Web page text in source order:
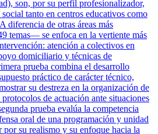
son, por su perfil profesionalizador,
tanto en centros educativos como
diferencia de otras áreas más
temas— se enfoca en la vertiente más
atención a colectivos en
domiciliario y técnicas de
prueba combina el desarrollo
práctico de carácter técnico,
su destreza en la organización de
de actuación ante situaciones
prueba evalúa la competencia
oral de una programación y unidad
su realismo y su enfoque hacia la